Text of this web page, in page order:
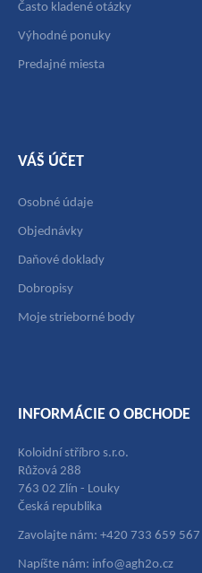
Často kladené otázky
Výhodné ponuky
Predajné miesta
VÁŠ ÚČET
Osobné údaje
Objednávky
Daňové doklady
Dobropisy
Moje strieborné body
INFORMÁCIE O OBCHODE
Koloidní stříbro s.r.o.
Růžová 288
763 02 Zlín - Louky
Česká republika
Zavolajte nám: +420 733 659 567
Napíšte nám: info@agh2o.cz